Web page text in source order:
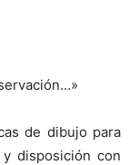
de dibujo para
disposición con